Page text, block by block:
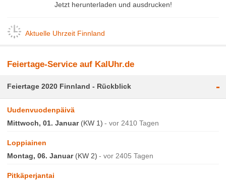
Jetzt herunterladen und ausdrucken!
Aktuelle Uhrzeit Finnland
Feiertage-Service auf KalUhr.de
Feiertage 2020 Finnland - Rückblick -
Uudenvuodenpäivä
Mittwoch, 01. Januar(KW 1) vor 2410 Tagen
Loppiainen
Montag, 06. Januar(KW 2) vor 2405 Tagen
Pitkäperjantai